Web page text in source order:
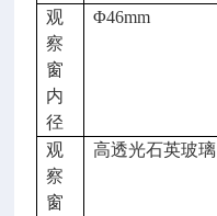
观
察
窗
内
径
Φ46mm
观
察
窗
高透光石英玻璃